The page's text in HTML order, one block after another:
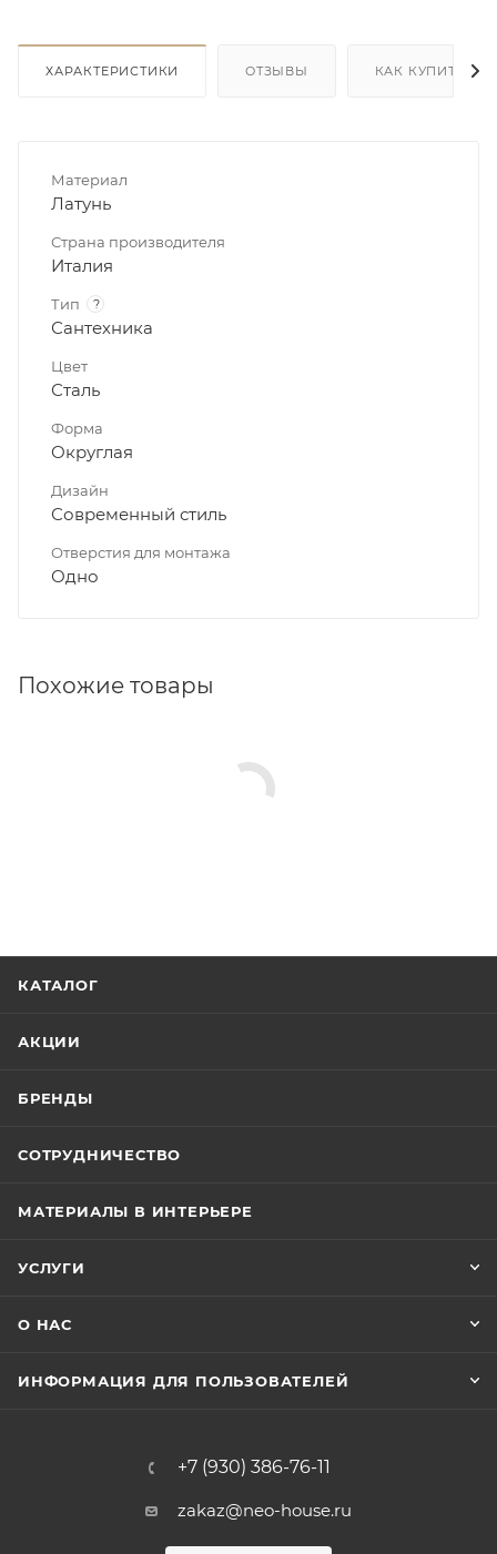
ХАРАКТЕРИСТИКИ ОТЗЫВЫ КАК КУПИТЬ
Материал
Латунь
Страна производителя
Италия
Тип ?
Сантехника
Цвет
Сталь
Форма
Округлая
Дизайн
Современный стиль
Отверстия для монтажа
Одно
Похожие товары
КАТАЛОГ
АКЦИИ
БРЕНДЫ
СОТРУДНИЧЕСТВО
МАТЕРИАЛЫ В ИНТЕРЬЕРЕ
УСЛУГИ
О НАС
ИНФОРМАЦИЯ ДЛЯ ПОЛЬЗОВАТЕЛЕЙ
+7 (930) 386-76-11
zakaz@neo-house.ru